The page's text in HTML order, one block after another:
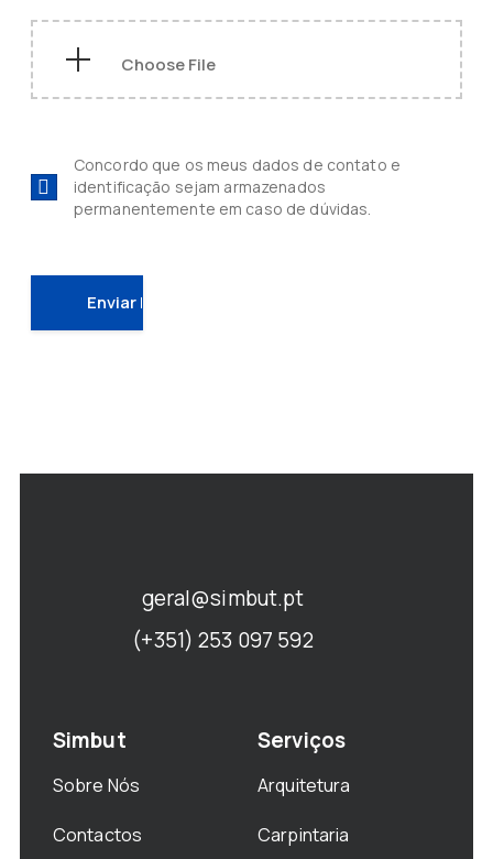
Concordo que os meus dados de contato e
identificação sejam armazenados
permanentemente em caso de dúvidas.
geral@simbut.pt
(+351) 253 097 592
Simbut
Sobre Nós
Contactos
Serviços
Arquitetura
Carpintaria